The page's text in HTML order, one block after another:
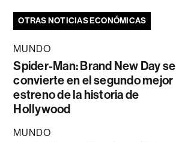
OTRAS NOTICIAS ECONÓMICAS
MUNDO
Spider-Man: Brand New Day se
convierte en el segundo mejor
estreno de la historia de
Hollywood
MUNDO